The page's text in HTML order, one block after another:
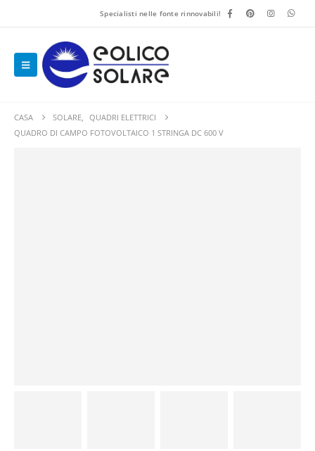
Specialisti nelle fonte rinnovabili!
CASA SOLARE, QUADRI ELETTRICI
QUADRO DI CAMPO FOTOVOLTAICO 1 STRINGA DC 600 V